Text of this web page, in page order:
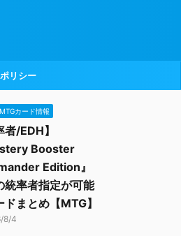
リシー
MTGカード情報
者/EDH】
Booster
Edition』
統率者指定が可能
ドまとめ【MTG】
8/4